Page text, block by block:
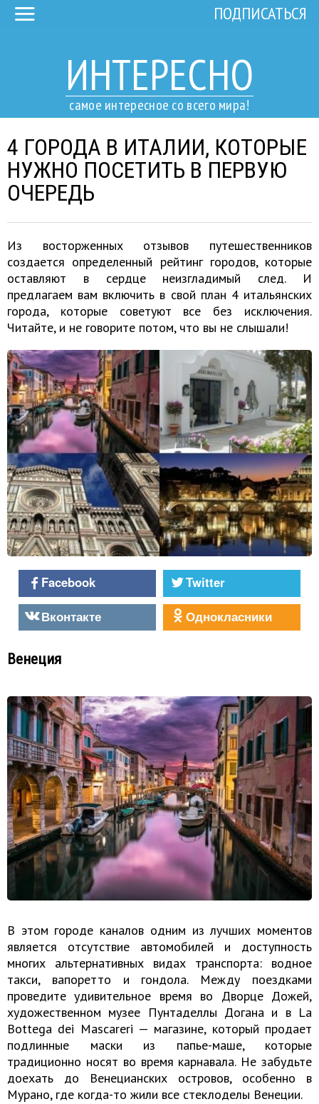
ИНТЕРЕСНО
самое интересное со всего мира!
ПОДПИСАТЬСЯ
4 ГОРОДА В ИТАЛИИ, КОТОРЫЕ
НУЖНО ПОСЕТИТЬ В ПЕРВУЮ
ОЧЕРЕДЬ
Из восторженных отзывов путешественников
создается определенный рейтинг городов, которые
оставляют в сердце неизгладимый след. И
предлагаем вам включить в свой план 4 итальянских
города, которые советуют все без исключения.
Читайте, и не говорите потом, что вы не слышали!
Facebook
Twitter
Вконтакте
Однокласники
Венеция
В этом городе каналов одним из лучших моментов
является отсутствие автомобилей и доступность
многих альтернативных видах транспорта: водное
такси, вапоретто и гондола. Между поездками
проведите удивительное время во Дворце Дожей,
художественном музее Пунтаделлы Догана и в La
Bottega dei Mascareri — магазине, который продает
подлинные маски из папье-маше, которые
традиционно носят во время карнавала. Не забудьте
доехать до Венецианских островов, особенно в
Мурано, где когда-то жили все стеклоделы Венеции.